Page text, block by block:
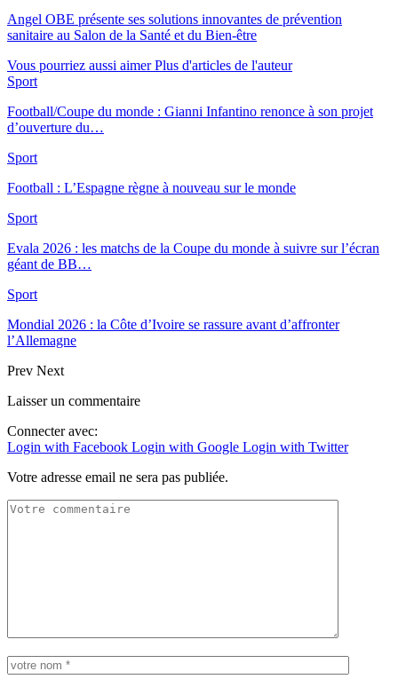
Angel OBE présente ses solutions innovantes de prévention
sanitaire au Salon de la Santé et du Bien-être
Vous pourriez aussi aimer Plus d'articles de l'auteur
Sport
Football/Coupe du monde : Gianni Infantino renonce à son projet
d’ouverture du…
Sport
Football : L’Espagne règne à nouveau sur le monde
Sport
Evala 2026 : les matchs de la Coupe du monde à suivre sur l’écran
géant de BB…
Sport
Mondial 2026 : la Côte d’Ivoire se rassure avant d’affronter
l’Allemagne
Prev Next
Laisser un commentaire
Connecter avec:
Login with Facebook Login with Google Login with Twitter
Votre adresse email ne sera pas publiée.